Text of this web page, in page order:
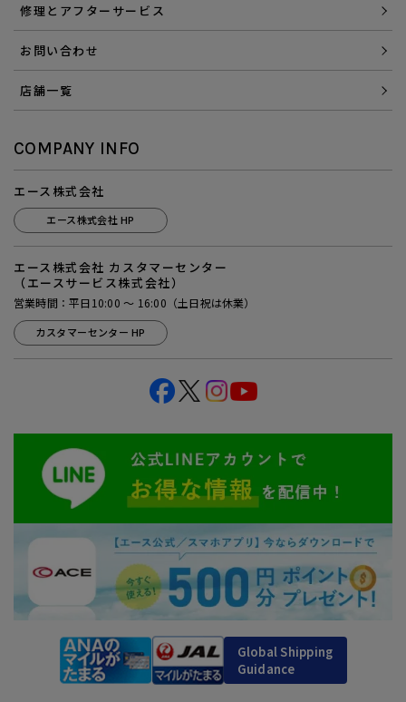
修理とアフターサービス
お問い合わせ
店舗一覧
COMPANY INFO
エース株式会社
エース株式会社 HP
エース株式会社 カスタマーセンター
（エースサービス株式会社）
営業時間：平日10:00 ～ 16:00（土日祝は休業）
カスタマーセンター HP
Global Shipping
Guidance